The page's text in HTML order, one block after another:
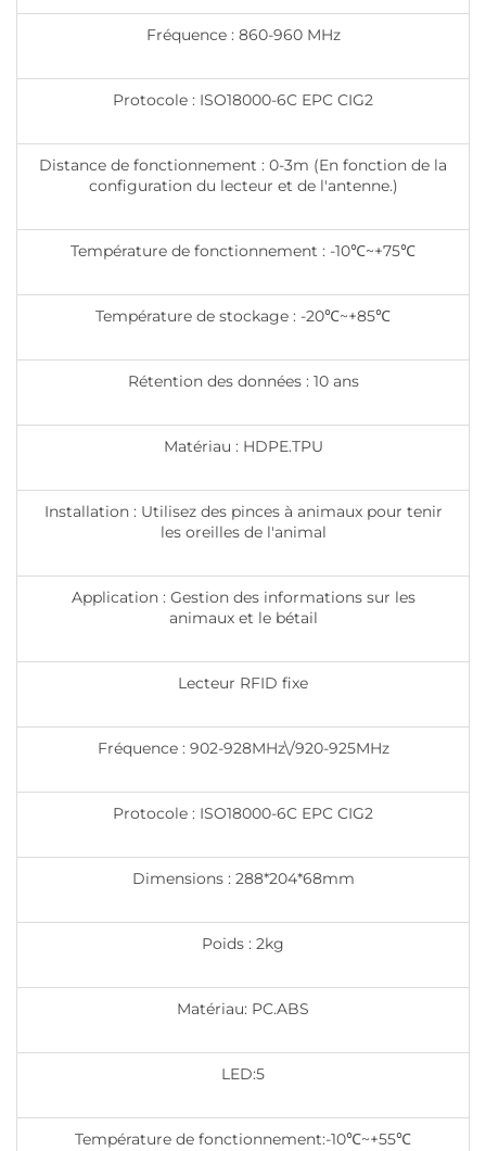
Fréquence : 860-960 MHz
Protocole : ISO18000-6C EPC CIG2
Distance de fonctionnement : 0-3m (En fonction de la
configuration du lecteur et de l'antenne.)
Température de fonctionnement : -10℃~+75℃
Température de stockage : -20℃~+85℃
Rétention des données : 10 ans
Matériau : HDPE.TPU
Installation : Utilisez des pinces à animaux pour tenir
les oreilles de l'animal
Application : Gestion des informations sur les
animaux et le bétail
Lecteur RFID fixe
Fréquence : 902-928MHz\/920-925MHz
Protocole : ISO18000-6C EPC CIG2
Dimensions : 288*204*68mm
Poids : 2kg
Matériau: PC.ABS
LED:5
Température de fonctionnement:-10℃~+55℃